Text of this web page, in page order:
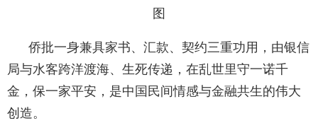
图
侨批一身兼具家书、汇款、契约三重功用，由银信
局与水客跨洋渡海、生死传递，在乱世里守一诺千
金，保一家平安，是中国民间情感与金融共生的伟大
创造。